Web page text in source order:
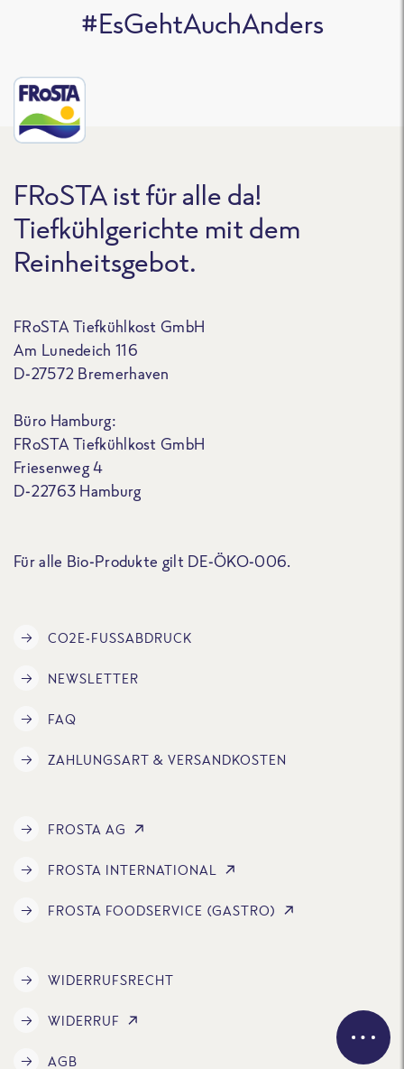
#EsGehtAuchAnders
FRoSTA ist für alle da!
Tiefkühlgerichte mit dem
Reinheitsgebot.
FRoSTA Tiefkühlkost GmbH
Am Lunedeich 116
D-27572 Bremerhaven
Büro Hamburg:
FRoSTA Tiefkühlkost GmbH
Friesenweg 4
D-22763 Hamburg
Für alle Bio-Produkte gilt DE-ÖKO-006.
CO2E-FUSSABDRUCK
NEWSLETTER
FAQ
ZAHLUNGSART & VERSANDKOSTEN
FROSTA AG
FROSTA INTERNATIONAL
FROSTA FOODSERVICE (GASTRO)
WIDERRUFSRECHT
WIDERRUF
AGB